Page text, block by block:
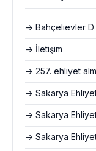
→ Bahçelievler D
→ İletişim
→ 257. ehliyet
→ Sakarya
→ Sakarya
→ Sakarya Ehliyet